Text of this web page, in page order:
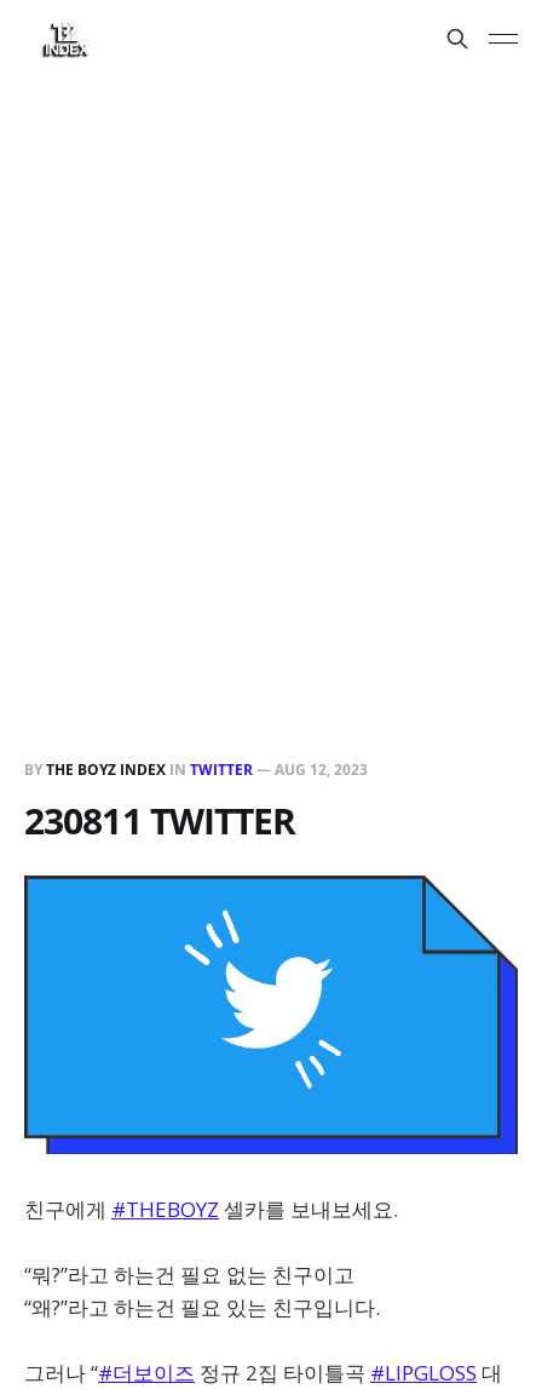
BYTHE BOYZ INDEX IN TWITTER—AUG 12, 2023
230811 TWITTER
친구에게 #THEBOYZ 셀카를 보내보세요.
“뭐?”라고 하는건 필요 없는 친구이고
“왜?”라고 하는건 필요 있는 친구입니다.
그러나 “#더보이즈 정규 2집 타이틀곡 #LIPGLOSS 대